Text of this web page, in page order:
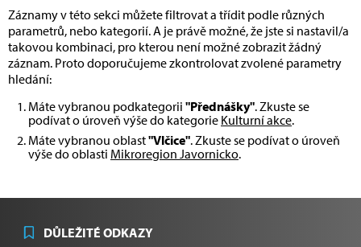
Záznamy v této sekci můžete filtrovat a třídit podle různých
parametrů, nebo kategorií. A je právě možné, že jste si nastavil/a
takovou kombinaci, pro kterou není možné zobrazit žádný
záznam. Proto doporučujeme zkontrolovat zvolené parametry
hledání:
Máte vybranou podkategorii "Přednášky". Zkuste se
podívat o úroveň výše do kategorie Kulturní akce.
Máte vybranou oblast"Vlčice". Zkuste se podívat o úroveň
výše do oblasti Mikroregion Javornicko.
DŮLEŽITÉ ODKAZY